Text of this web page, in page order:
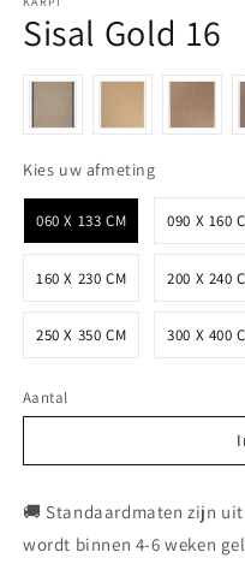
Sisal Gold 16
Kies uw afmetingKies uw
060 X 133 CM 090 X 160
160 X 230 CM 200 X 240
250 X 350 CM 300 X 400
Aantal
🚚 Standaardmaten zijn
wordt binnen 4-6 weken